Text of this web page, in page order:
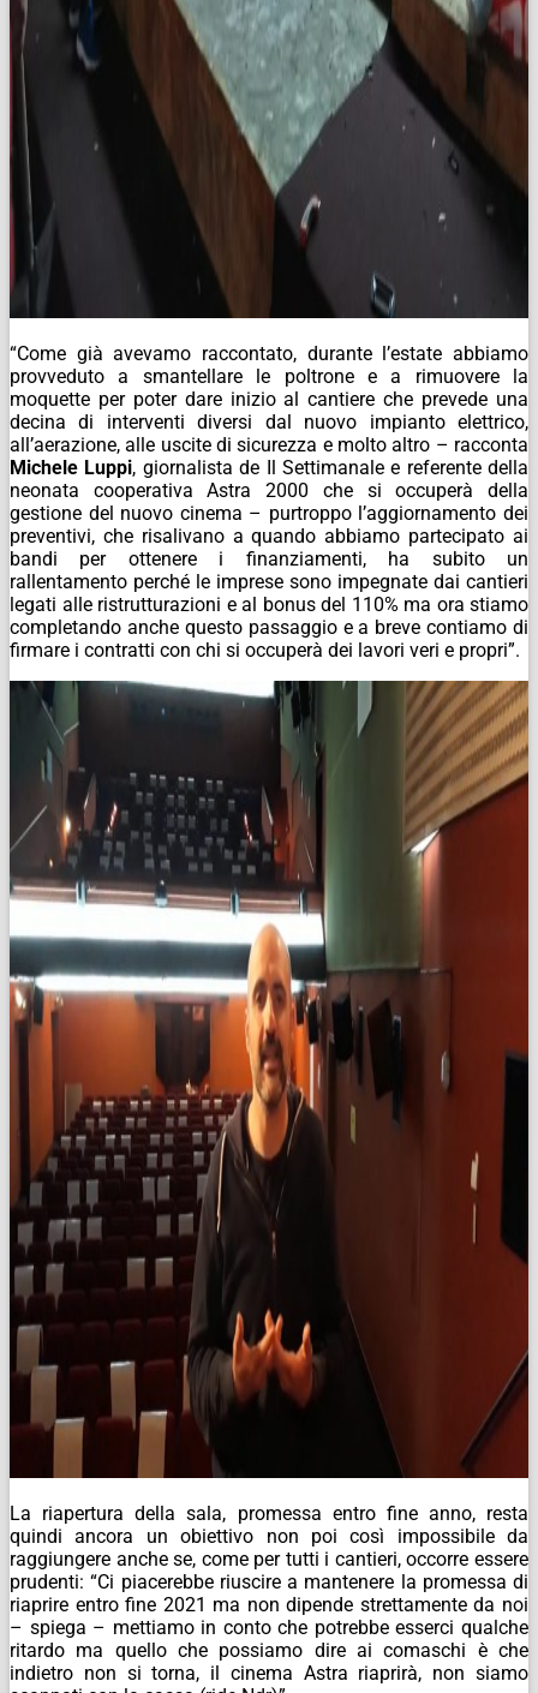
“Come già avevamo raccontato, durante l’estate abbiamo
provveduto a smantellare le poltrone e a rimuovere la
moquette per poter dare inizio al cantiere che prevede una
decina di interventi diversi dal nuovo impianto elettrico,
all’aerazione, alle uscite di sicurezza e molto altro – racconta
Michele Luppi, giornalista de Il Settimanale e referente della
neonata cooperativa Astra 2000 che si occuperà della
gestione del nuovo cinema – purtroppo l’aggiornamento dei
preventivi, che risalivano a quando abbiamo partecipato ai
bandi per ottenere i finanziamenti, ha subito un
rallentamento perché le imprese sono impegnate dai cantieri
legati alle ristrutturazioni e al bonus del 110% ma ora stiamo
completando anche questo passaggio e a breve contiamo di
firmare i contratti con chi si occuperà dei lavori veri e propri”.
La riapertura della sala, promessa entro fine anno, resta
quindi ancora un obiettivo non poi così impossibile da
raggiungere anche se, come per tutti i cantieri, occorre essere
prudenti: “Ci piacerebbe riuscire a mantenere la promessa di
riaprire entro fine 2021 ma non dipende strettamente da noi
– spiega – mettiamo in conto che potrebbe esserci qualche
ritardo ma quello che possiamo dire ai comaschi è che
indietro non si torna, il cinema Astra riaprirà, non siamo